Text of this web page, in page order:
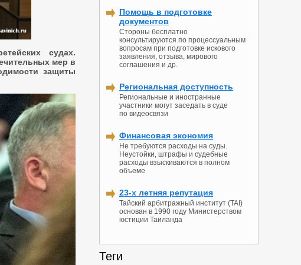
Помощь в подготовке
документов
Стороны бесплатно
консультируются по процессуальным
вопросам при подготовке искового
заявления, отзыва, мирового
соглашения и др.
Региональная доступность
Региональные и иностранные
участники могут заседать в суде
по видеосвязи
Финансовая экономия
Не требуются расходы на суды.
Неустойки, штрафы и судебные
расходы взыскиваются в полном
объеме
23-х летняя репутация
Тайский арбитражный институт (TAI)
основан в 1990 году Министерством
юстиции Таиланда
Теги
судах.
мер в
защиты